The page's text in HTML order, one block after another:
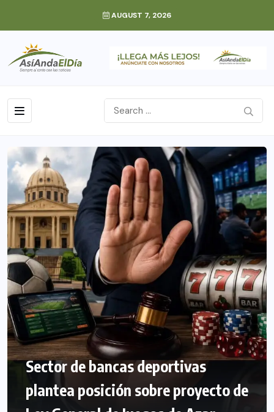
AUGUST 7, 2026
Sector de bancas deportivas
plantea posición sobre proyecto de